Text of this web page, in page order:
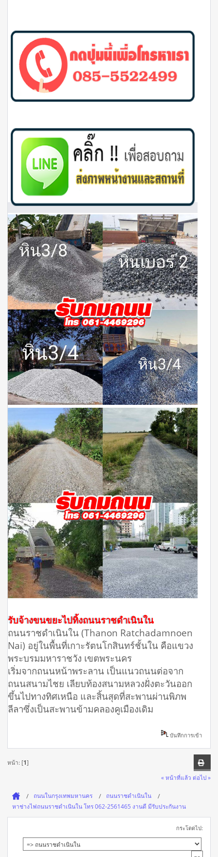
รับจ้างขนขยะไปทิ้งถนนราชดำเนินใน
ถนนราชดำเนินใน (Thanon Ratchadamnoen
Nai) อยู่ในพื้นที่เกาะรัตนโกสินทร์ชั้นใน คือแขวง
พระบรมมหาราชวัง เขตพระนคร
เริ่มจากถนนหน้าพระลาน เป็นแนวถนนต่อจาก
ถนนสนามไชย เลียบท้องสนามหลวงฝั่งตะวันออก
ขึ้นไปทางทิศเหนือ และสิ้นสุดที่สะพานผ่านพิภพ
ลีลาซึ่งเป็นสะพานข้ามคลองคูเมืองเดิม
บันทึกการเข้า
หน้า: [1]
« หน้าที่แล้ว ต่อไป »
ถนนในกรุงเทพมหานคร
ถนนราชดำเนินใน
หาช่างไฟถนนราชดำเนินใน โทร 062-2561465 งานดี มีรับประกันงาน
กระโดดไป: